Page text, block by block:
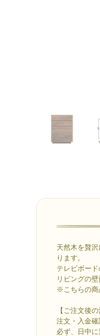
天然木を贅
ります。
テレビボー
リビングの
※こちらの商
【ご注文後
注文・入金確
必ず、日中に